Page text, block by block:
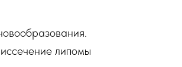
липомы